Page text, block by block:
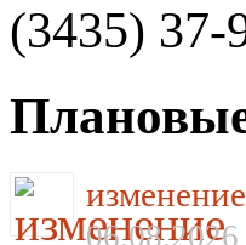
(3435) 37-
06.08.2026